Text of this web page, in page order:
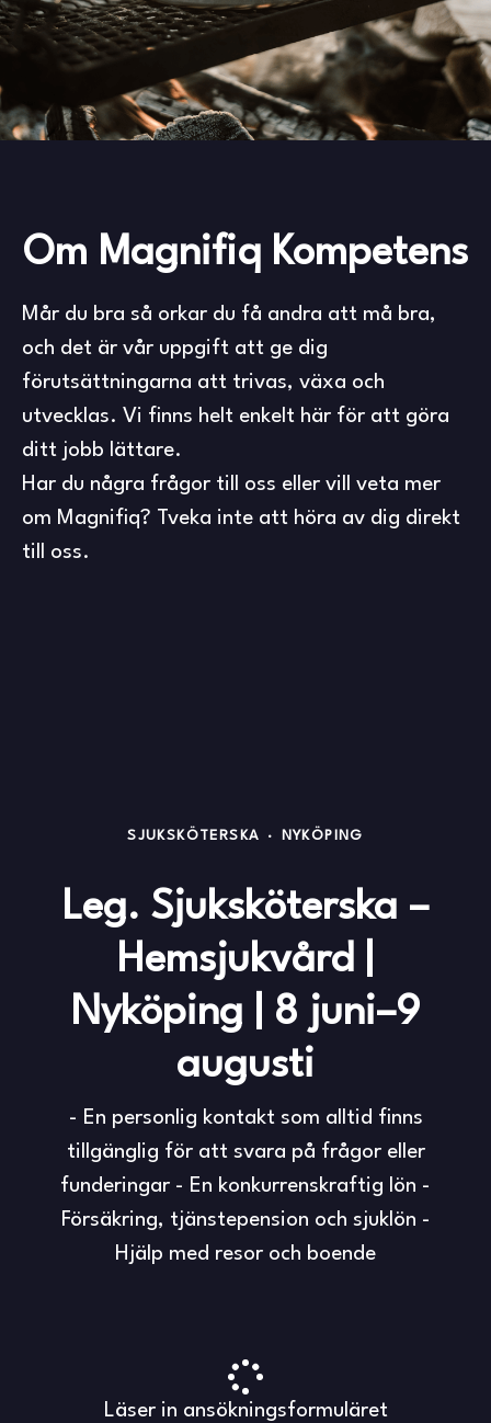
Om Magnifiq Kompetens
Mår du bra så orkar du få andra att må bra,
och det är vår uppgift att ge dig
förutsättningarna att trivas, växa och
utvecklas. Vi finns helt enkelt här för att göra
ditt jobb lättare.
Har du några frågor till oss eller vill veta mer
om Magnifiq? Tveka inte att höra av dig direkt
till oss.
SJUKSKÖTERSKA · NYKÖPING
Leg. Sjuksköterska –
Hemsjukvård |
Nyköping | 8 juni–9
augusti
- En personlig kontakt som alltid finns
tillgänglig för att svara på frågor eller
funderingar - En konkurrenskraftig lön -
Försäkring, tjänstepension och sjuklön -
Hjälp med resor och boende
Läser in ansökningsformuläret